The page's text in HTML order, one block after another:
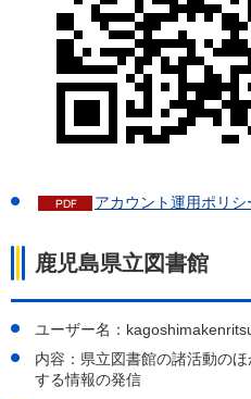
アカウント運用ポリシ
鹿児島県立図書館
ユーザー名：
内容：県立図書館の諸活動の
する情報の発信